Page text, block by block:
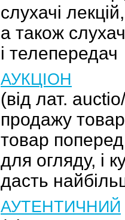
слухачі
а також
і телепередач
АУКЦІОН
(від лат.
продажу
товар
для огляду, і
дасть
АУТЕНТИЧНИЙ